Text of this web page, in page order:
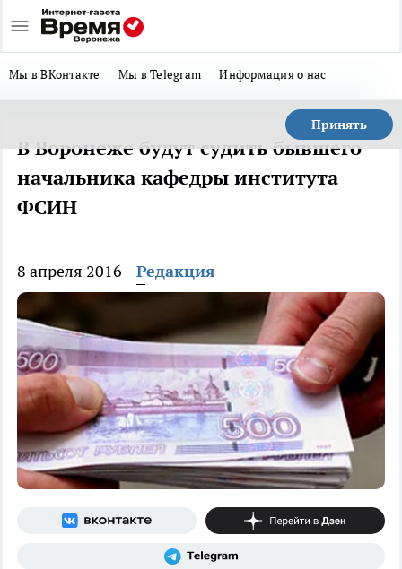
Мы в ВКонтакте Мы в Telegram Информация о нас
Принять
В Воронеже будут судить бывшего
начальника кафедры института
ФСИН
8 апреля 2016 Редакция